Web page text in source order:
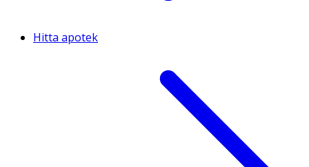
Hitta apotek